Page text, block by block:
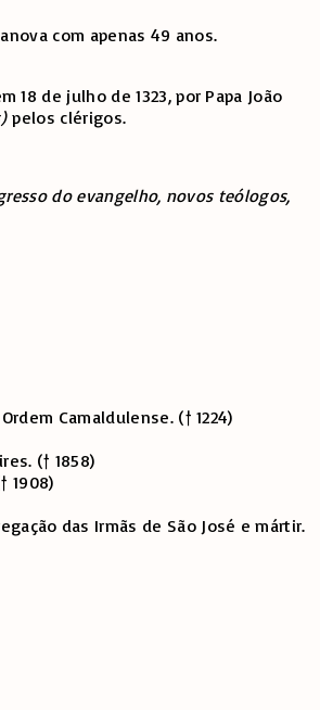
com apenas 49 anos.
de julho de 1323, por Papa João
pelos clérigos.
do evangelho, novos teólogos,
Camaldulense. († 1224)
(† 1858)
1908)
das Irmãs de São José e mártir.